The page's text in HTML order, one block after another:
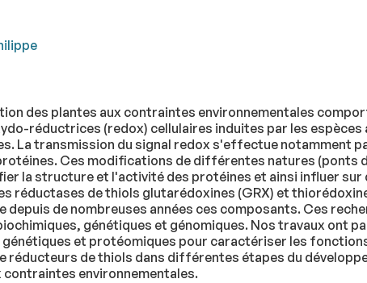
des plantes aux contraintes environnementales
réductrices (redox) cellulaires induites par les
La transmission du signal redox s'effectue notamment
Ces modifications de différentes natures
la structure et l'activité des protéines et ainsi influer
réductases de thiols glutarédoxines (GRX) et
de nombreuses années ces composants. Ces
génétiques et génomiques. Nos travaux ont
et protéomiques pour caractériser les
de thiols dans différentes étapes du
contraintes environnementales.